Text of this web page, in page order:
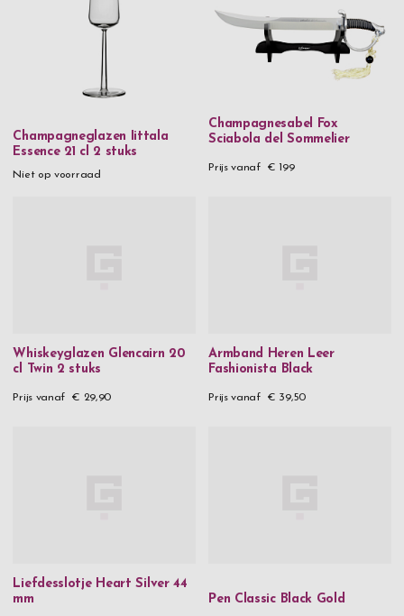
Champagneglazen Iittala
Essence 21 cl 2 stuks
Niet op voorraad
Champagnesabel Fox
Sciabola del Sommelier
Prijs vanaf € 199
Whiskeyglazen Glencairn 20
cl Twin 2 stuks
Prijs vanaf € 29,90
Armband Heren Leer
Fashionista Black
Prijs vanaf € 39,50
Liefdesslotje Heart Silver 44
mm
Pen Classic Black Gold